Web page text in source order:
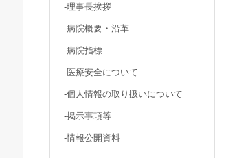
-理事長挨拶
-病院概要・沿革
-病院指標
-医療安全について
-個人情報の取り扱いについて
-掲示事項等
-情報公開資料